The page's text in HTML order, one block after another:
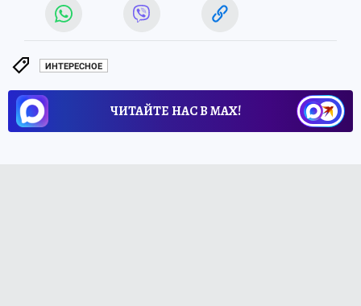
ИНТЕРЕСНОЕ
ЧИТАЙТЕ НАС В МАХ!